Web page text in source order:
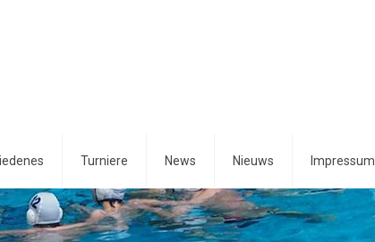
Turniere News Nieuws Impressum